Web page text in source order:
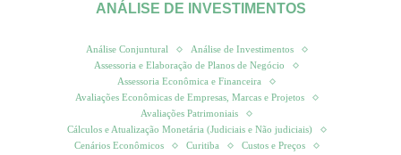
ANÁLISE DE INVESTIMENTOS
Análise Conjuntural
Análise de Investimentos
Assessoria e Elaboração de Planos de Negócio
Assessoria Econômica e Financeira
Avaliações Econômicas de Empresas, Marcas e Projetos
Avaliações Patrimoniais
Cálculos e Atualização Monetária (Judiciais e Não judiciais)
Cenários Econômicos
Curitiba
Custos e Preços